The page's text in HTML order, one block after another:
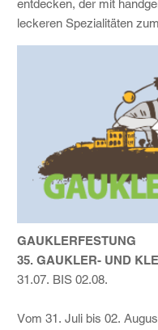
entdecken, der mit
leckeren Spezialitäten
GAUKLERFESTUNG
35. GAUKLER- UND
31.07. BIS 02.08.
Vom 31. Juli bis 02.